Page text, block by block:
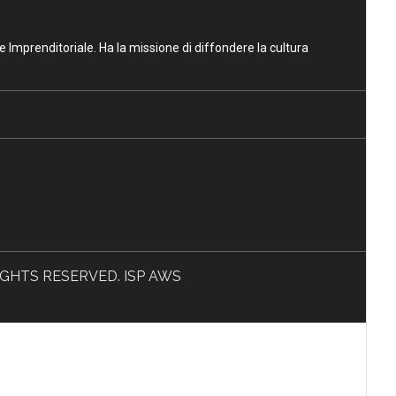
Imprenditoriale. Ha la missione di diffondere la cultura
RESERVED. ISP AWS